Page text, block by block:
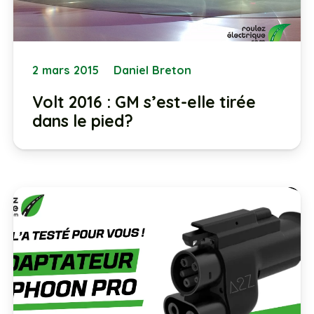
2 mars 2015 Daniel Breton
Volt 2016 : GM s’est-elle tirée
dans le pied?